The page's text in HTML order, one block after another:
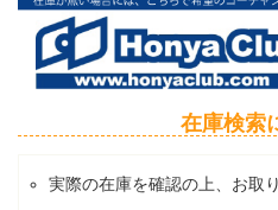
在庫検索
実際の在庫を確認の上、お取